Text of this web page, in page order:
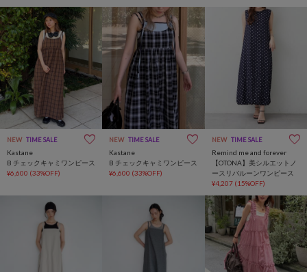
NEW TIME SALE
Kastane
B チェックキャミワンピース
¥6,600 (33%OFF)
NEW TIME SALE
Kastane
B チェックキャミワンピース
¥6,600 (33%OFF)
NEW TIME SALE
Remind me and forever
【OTONA】美シルエットノ
ースリバルーンワンピース
¥4,207 (15%OFF)